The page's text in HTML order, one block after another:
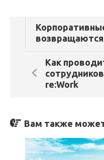
возвращаются
Как
re:Work
Вам также может